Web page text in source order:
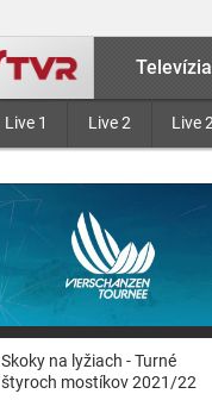
Televízia
Live 1 Live 2 Live
Skoky na lyžiach - Turné
štyroch mostíkov 2021/22